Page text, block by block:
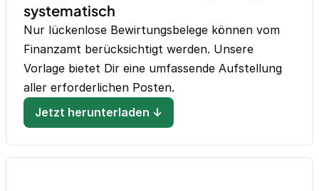
systematisch
Nur lückenlose Bewirtungsbelege können vom
Finanzamt berücksichtigt werden. Unsere
Vorlage bietet Dir eine umfassende Aufstellung
aller erforderlichen Posten.
Jetzt herunterladen ↓